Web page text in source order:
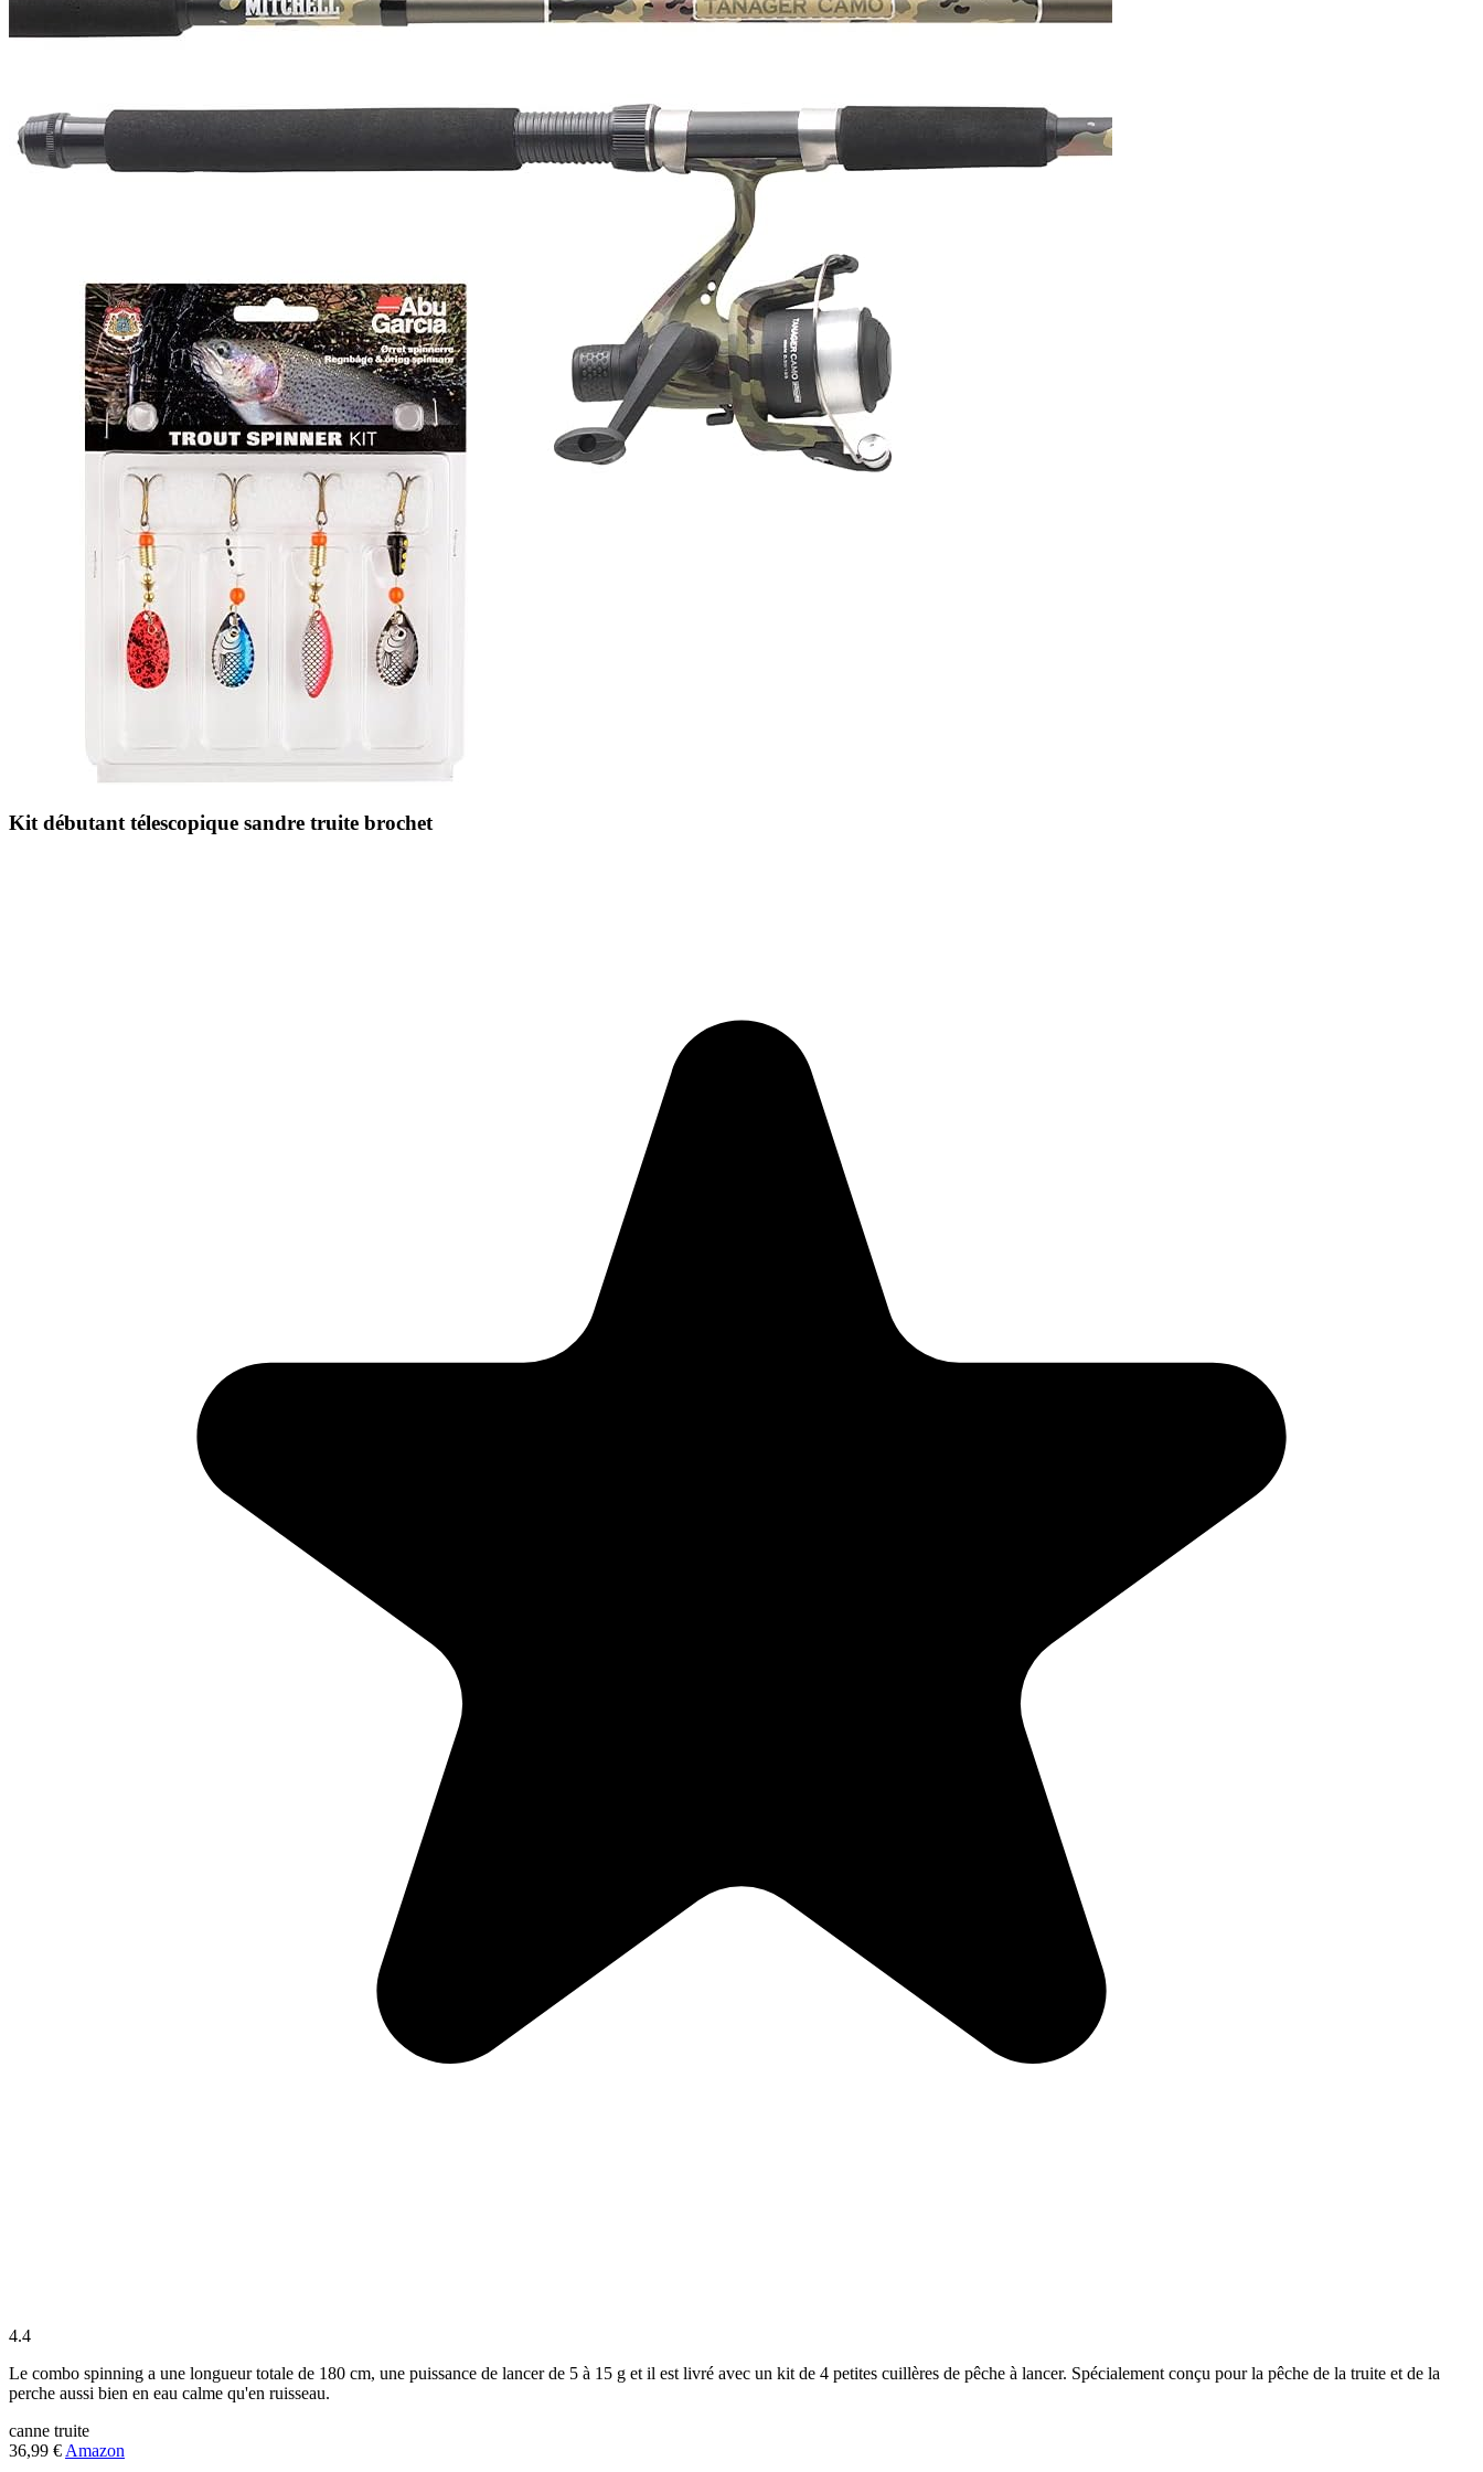
Kit débutant télescopique sandre truite brochet
4.4
Le combo spinning a une longueur totale de 180 cm, une puissance de lancer de 5 à 15 g et il est livré avec un kit de 4 petites cuillères de pêche à lancer. Spécialement conçu pour la pêche de la truite et de la
perche aussi bien en eau calme qu'en ruisseau.
canne truite
36,99 € Amazon